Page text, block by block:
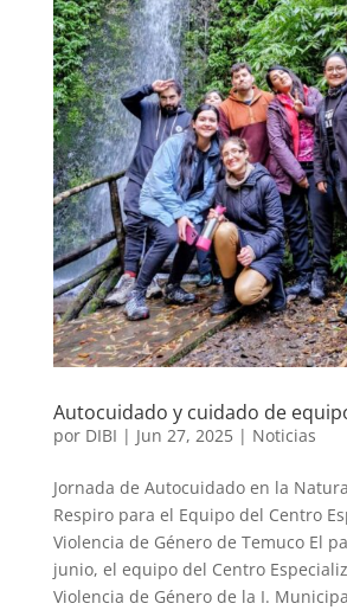
Autocuidado y cuidado de
por DIBI | Jun 27, 2025| Noticias
Jornada de Autocuidado en la
Respiro para el Equipo del Centro
Violencia de Género de Temuco El
junio, el equipo del Centro
Violencia de Género de la I.